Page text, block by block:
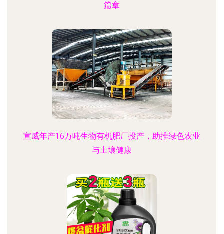
篇章
宣威年产16万吨生物有机肥厂投产，助推绿色农业
与土壤健康